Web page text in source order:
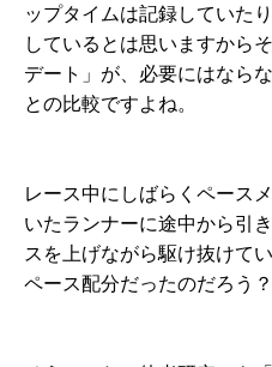
ップタイムは記録していた
しているとは思いますから
デート」が、必要にはなら
との比較ですよね。
レース中にしばらくペース
いたランナーに途中から引
スを上げながら駆け抜けて
ペース配分だったのだろう？